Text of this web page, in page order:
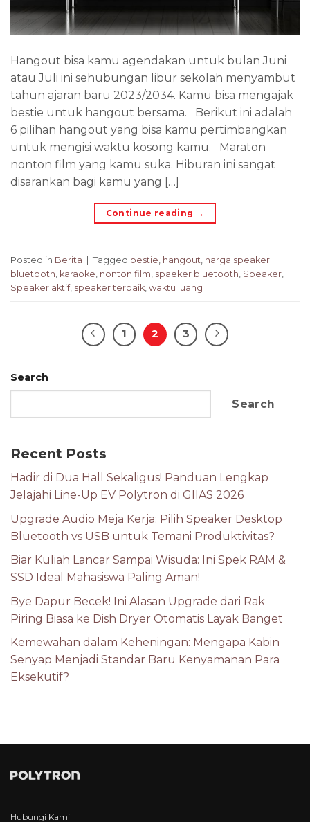
Hangout bisa kamu agendakan untuk bulan Juni
atau Juli ini sehubungan libur sekolah menyambut
tahun ajaran baru 2023/2034. Kamu bisa mengajak
bestie untuk hangout bersama. Berikut ini adalah
6 pilihan hangout yang bisa kamu pertimbangkan
untuk mengisi waktu kosong kamu. Maraton
nonton film yang kamu suka. Hiburan ini sangat
disarankan bagi kamu yang […]
Continue reading →
Posted in Berita Tagged bestie, hangout, harga speaker
bluetooth, karaoke, nonton film, spaeker bluetooth, Speaker,
Speaker aktif, speaker terbaik, waktu luang
1 2 3
Search
Search
Recent Posts
Hadir di Dua Hall Sekaligus! Panduan Lengkap
Jelajahi Line-Up EV Polytron di GIIAS 2026
Upgrade Audio Meja Kerja: Pilih Speaker Desktop
Bluetooth vs USB untuk Temani Produktivitas?
Biar Kuliah Lancar Sampai Wisuda: Ini Spek RAM &
SSD Ideal Mahasiswa Paling Aman!
Bye Dapur Becek! Ini Alasan Upgrade dari Rak
Piring Biasa ke Dish Dryer Otomatis Layak Banget
Kemewahan dalam Keheningan: Mengapa Kabin
Senyap Menjadi Standar Baru Kenyamanan Para
Eksekutif?
Hubungi Kami